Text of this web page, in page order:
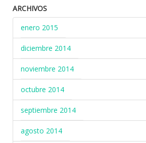
ARCHIVOS
enero 2015
diciembre 2014
noviembre 2014
octubre 2014
septiembre 2014
agosto 2014